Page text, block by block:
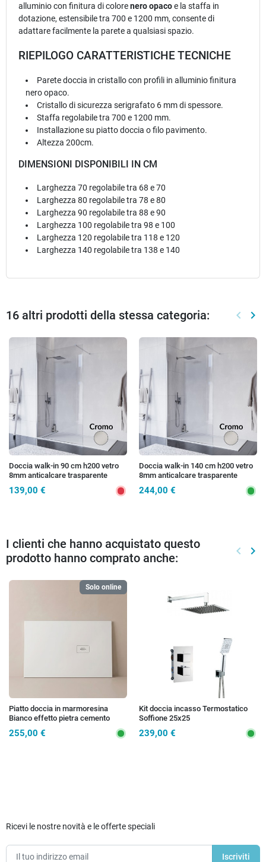
alluminio con finitura di colorenero opacoe la staffa in
dotazione, estensibile tra 700 e 1200 mm, consente di
adattare facilmente la parete a qualsiasi spazio.
RIEPILOGO CARATTERISTICHE TECNICHE
Parete doccia in cristallo con profili in alluminio finitura
nero opaco.
Cristallo di sicurezza serigrafato 6 mm di spessore.
Staffa regolabile tra 700 e 1200 mm.
Installazione su piatto doccia o filo pavimento.
Altezza 200cm.
DIMENSIONI DISPONIBILI IN CM
Larghezza 70 regolabile tra 68 e 70
Larghezza 80 regolabile tra 78 e 80
Larghezza 90 regolabile tra 88 e 90
Larghezza 100 regolabile tra 98 e 100
Larghezza 120 regolabile tra 118 e 120
Larghezza 140 regolabile tra 138 e 140
16 altri prodotti della stessa categoria: keyboard_arrow_left keyboard_arrow_right
Doccia walk-in 90 cm h200 vetro
8mm anticalcare trasparente
139,00 €
Doccia walk-in 140 cm h200 vetro
8mm anticalcare trasparente
244,00 €
I clienti che hanno acquistato questo
prodotto hanno comprato anche:
keyboard_arrow_left keyboard_arrow_right
Solo online
Piatto doccia in marmoresina
Bianco effetto pietra cemento
255,00 €
Kit doccia incasso Termostatico
Soffione 25x25
239,00 €
Ricevi le nostre novità e le offerte speciali